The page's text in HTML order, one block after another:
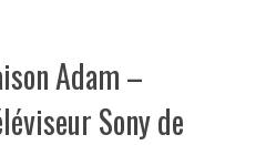
Adam –
Sony de